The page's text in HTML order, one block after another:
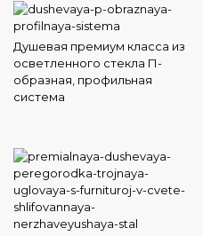
Душевая премиум класса из
осветленного стекла П-
образная, профильная
система